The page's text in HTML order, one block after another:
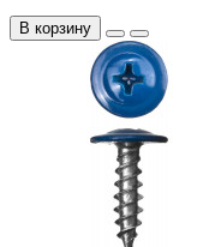
В корзину